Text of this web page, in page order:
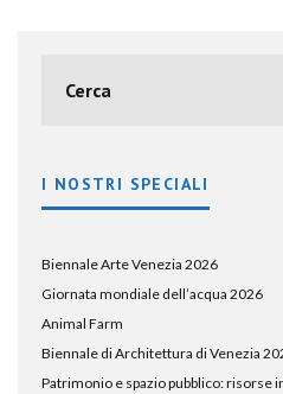
I NOSTRI SPECIALI
Biennale Arte Venezia 2026
Giornata mondiale dell’acqua 2026
Animal Farm
Biennale di Architettura di Venezia
Patrimonio e spazio pubblico: risorse